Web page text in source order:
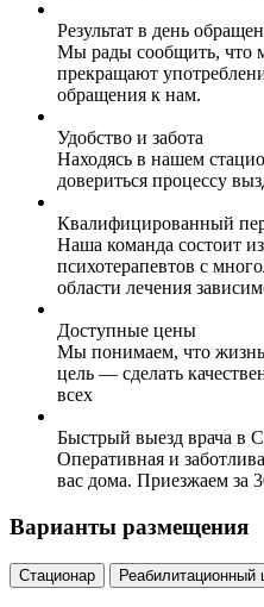
Результат в день
Мы рады сообщить, что
прекращают
обращения к нам.
Удобство и забота
Находясь в нашем
довериться процессу
Квалифицированный
Наша команда состоит
психотерапевтов с
области лечения
Доступные цены
Мы понимаем, что
цель — сделать
всех
Быстрый выезд врача в
Оперативная и
вас дома. Приезжаем за
Варианты размещения
Стационар Реабилитационный